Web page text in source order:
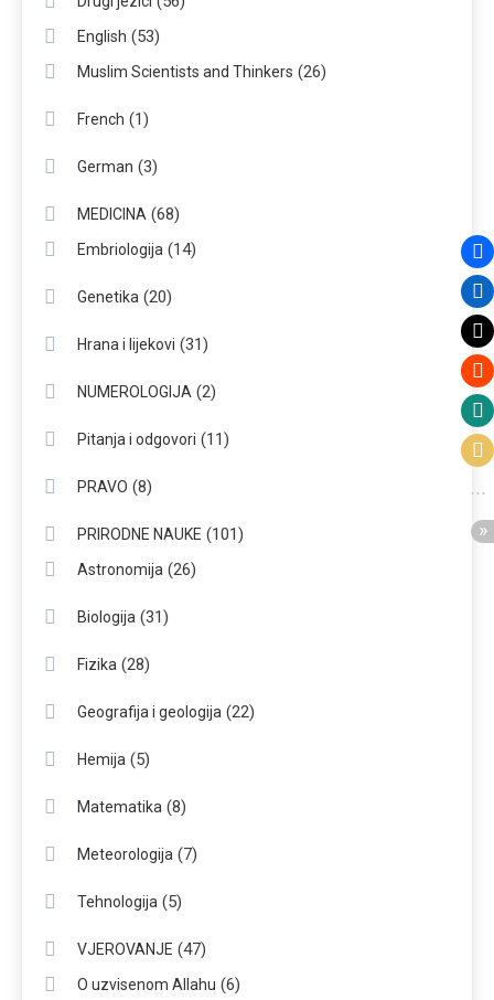
English (53)
Muslim Scientists and Thinkers (26)
French (1)
German (3)
MEDICINA (68)
Embriologija (14)
Genetika (20)
Hrana i lijekovi (31)
NUMEROLOGIJA (2)
Pitanja i odgovori (11)
PRAVO (8)
PRIRODNE NAUKE (101)
Astronomija (26)
Biologija (31)
Fizika (28)
Geografija i geologija (22)
Hemija (5)
Matematika (8)
Meteorologija (7)
Tehnologija (5)
VJEROVANJE (47)
O uzvisenom Allahu (6)